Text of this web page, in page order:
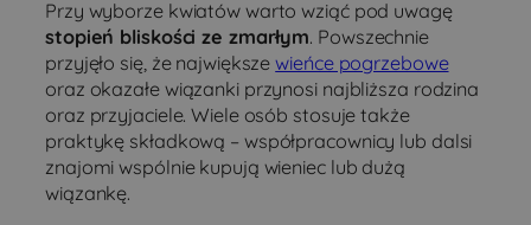
Przy wyborze kwiatów warto wziąć pod uwagę
stopień bliskości ze zmarłym. Powszechnie
przyjęło się, że największewieńce pogrzebowe
oraz okazałe wiązanki przynosi najbliższa rodzina
oraz przyjaciele. Wiele osób stosuje także
praktykę składkową – współpracownicy lub dalsi
znajomi wspólnie kupują wieniec lub dużą
wiązankę.